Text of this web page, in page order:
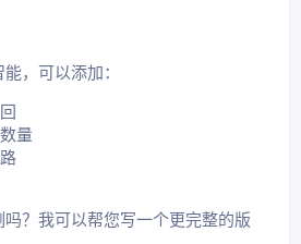
，可以添加：
量
？我可以帮您写一个更完整的版